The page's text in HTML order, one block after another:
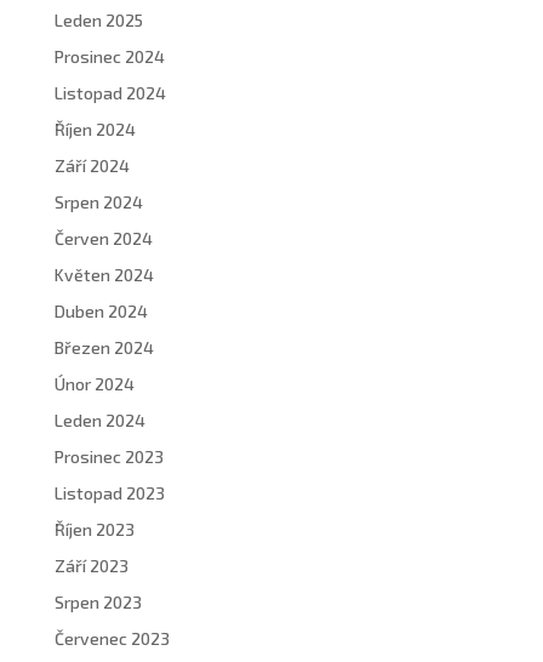
Leden 2025
Prosinec 2024
Listopad 2024
Říjen 2024
Září 2024
Srpen 2024
Červen 2024
Květen 2024
Duben 2024
Březen 2024
Únor 2024
Leden 2024
Prosinec 2023
Listopad 2023
Říjen 2023
Září 2023
Srpen 2023
Červenec 2023